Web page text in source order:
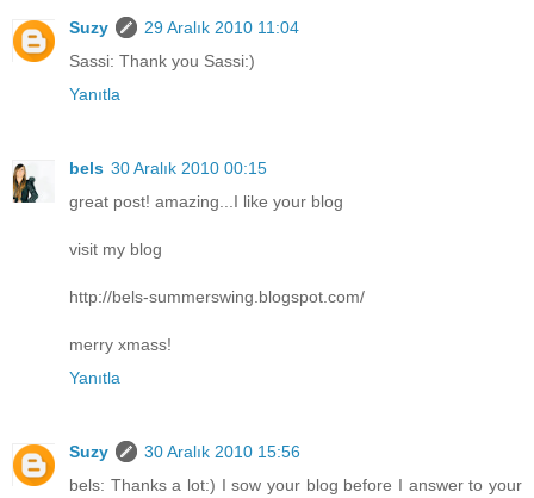
Suzy
29 Aralık 2010 11:04
Sassi: Thank you Sassi:)
Yanıtla
bels 30 Aralık 2010 00:15
great post! amazing...I like your blog
visit my blog
http://bels-summerswing.blogspot.com/
merry xmass!
Yanıtla
Suzy
30 Aralık 2010 15:56
bels: Thanks a lot:) I sow your blog before I answer to your